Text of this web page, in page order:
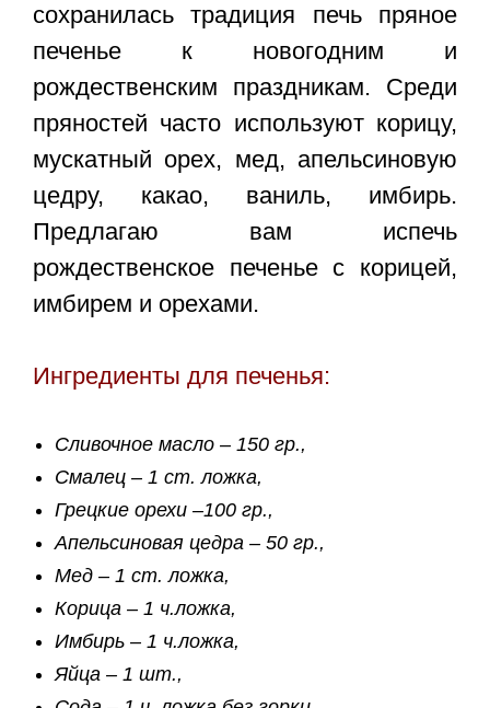
сохранилась традиция печь пряное
печенье к новогодним и
рождественским праздникам. Среди
пряностей часто используют корицу,
мускатный орех, мед, апельсиновую
цедру, какао, ваниль, имбирь.
Предлагаю вам испечь
рождественское печенье с корицей,
имбирем и орехами.
Ингредиенты для печенья:
Сливочное масло – 150 гр.,
Смалец – 1 ст. ложка,
Грецкие орехи –100 гр.,
Апельсиновая цедра – 50 гр.,
Мед – 1 ст. ложка,
Корица – 1 ч.ложка,
Имбирь – 1 ч.ложка,
Яйца – 1 шт.,